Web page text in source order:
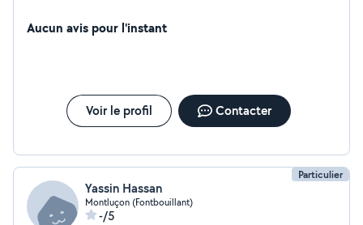
Aucun avis pour l'instant
Voir le profil Contacter
Particulier
Yassin Hassan
Montluçon (Fontbouillant)
-/5